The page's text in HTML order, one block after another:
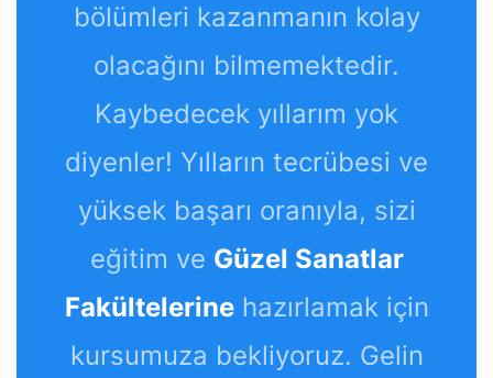
bölümleri kazanmanın kolay
olacağını bilmemektedir.
Kaybedecek yıllarım yok
diyenler! Yılların tecrübesi ve
yüksek başarı oranıyla, sizi
eğitim ve Güzel Sanatlar
Fakültelerinehazırlamak için
kursumuza bekliyoruz. Gelin